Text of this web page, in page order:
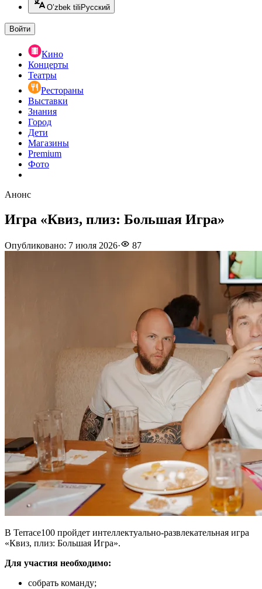
O’zbek tili Русский
Войти
Кино
Концерты
Театры
Рестораны
Выставки
Знания
Город
Дети
Магазины
Premium
Фото
Анонс
Игра «Квиз, плиз: Большая Игра»
Опубликовано: 7 июля 2026· 87
В Terrace100 пройдет интеллектуально-развлекательная игра
«Квиз, плиз: Большая Игра».
Для участия необходимо:
собрать команду;